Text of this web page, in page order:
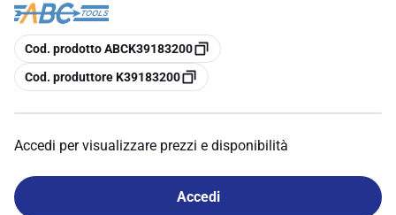
copia
Cod. prodotto ABCK39183200
copia
Cod. produttore K39183200
Accedi per visualizzare prezzi e disponibilità
Accedi